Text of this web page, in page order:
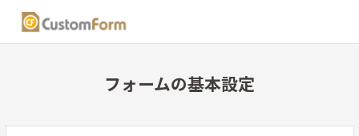
フォームの基本設定